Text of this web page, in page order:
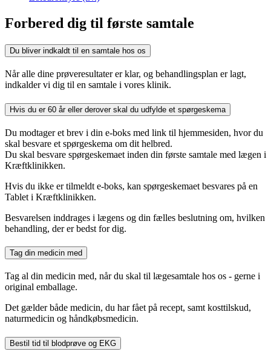
Forbered dig til første samtale
Du bliver indkaldt til en samtale hos os
Når alle dine prøveresultater er klar, og behandlingsplan er lagt,
indkalder vi dig til en samtale i vores klinik.
Hvis du er 60 år eller derover skal du udfylde et spørgeskema
Du modtager et brev i din e-boks med link til hjemmesiden, hvor du
skal besvare et spørgeskema om dit helbred.
Du skal besvare spørgeskemaet inden din første samtale med lægen i
Kræftklinikken.
Hvis du ikke er tilmeldt e-boks, kan spørgeskemaet besvares på en
Tablet i Kræftklinikken.
Besvarelsen inddrages i lægens og din fælles beslutning om, hvilken
behandling, der er bedst for dig.
Tag din medicin med
​Tag al din medicin med, når du skal til lægesamtale hos os - gerne i
original emballage.
Det gælder både medicin, du har fået på recept, samt kosttilskud,
naturmedicin og håndkøbsmedicin.
Bestil tid til blodprøve og EKG